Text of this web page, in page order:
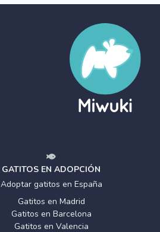
GATITOS EN ADOPCIÓN
Adoptar gatitos en España
Gatitos en Madrid
Gatitos en Barcelona
Gatitos en Valencia